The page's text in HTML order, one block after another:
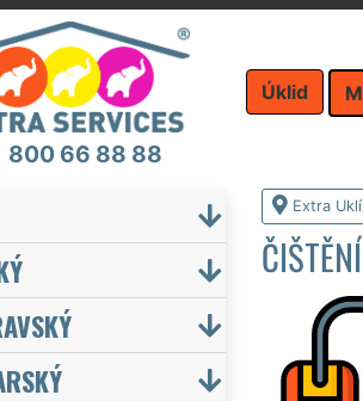
800 66 88 88
Úklid
Extra